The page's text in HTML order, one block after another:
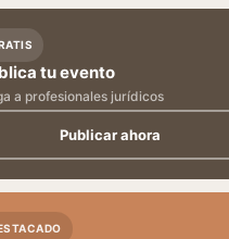
tu evento
a profesionales jurídicos
Publicar ahora